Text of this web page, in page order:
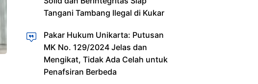
Tangani Tambang Ilegal di Kukar
Pakar Hukum Unikarta: Putusan
MK No. 129/2024 Jelas dan
Mengikat, Tidak Ada Celah untuk
Penafsiran Berbeda